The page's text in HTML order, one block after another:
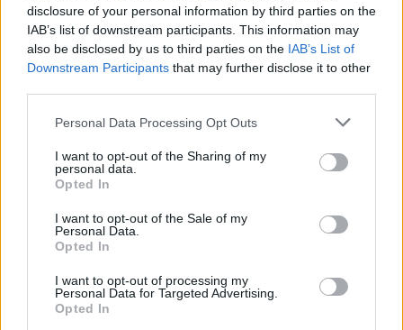
disclosure of your personal information by third parties on the
IAB’s list of downstream participants. This information may
also be disclosed by us to third parties on the IAB’s List of
Downstream Participants that may further disclose it to other
Personal Data Processing Opt Outs
I want to opt-out of the Sharing of my
personal data.
Opted In
I want to opt-out of the Sale of my
Personal Data.
Opted In
I want to opt-out of processing my
Personal Data for Targeted Advertising.
Opted In
Drogi Czytelniku,
cieszymy się, że odwiedzasz nasz portal. Jesteśmy
tu dla Ciebie!
Każdego dnia publikujemy najważniejsze
informacje z życia Kościoła w Polsce i na świecie.
Jednak bez Twojej pomocy sprostanie temu
zadaniu będzie coraz trudniejsze.
pośrednictwem serwisu Patronite.
Dzięki Tobie będziemy mogli realizować naszą